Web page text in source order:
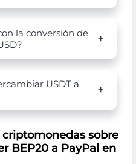
la conversión de
USDT a
sobre
BEP20 a PayPal en